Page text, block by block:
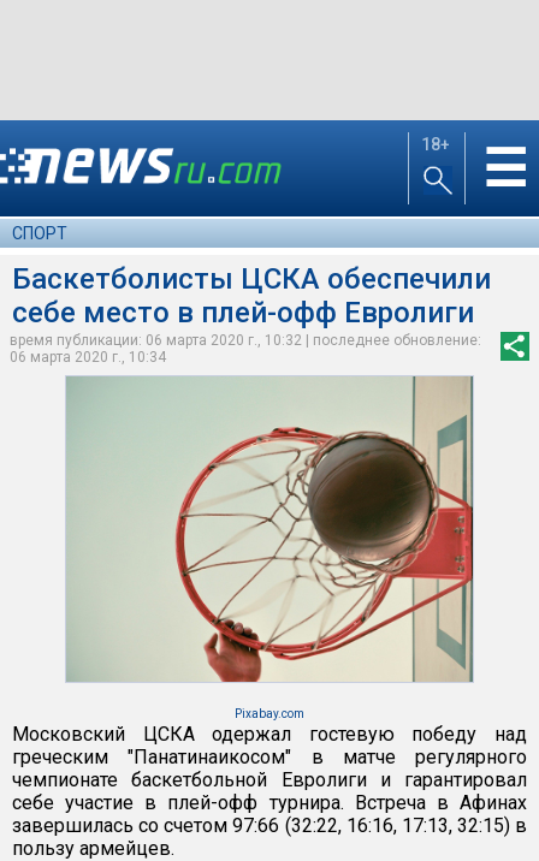
18+ ☰
СПОРТ
Баскетболисты ЦСКА обеспечили
себе место в плей-офф Евролиги
время публикации: 06 марта 2020 г., 10:32 | последнее обновление:
06 марта 2020 г., 10:34
Pixabay.com
Московский ЦСКА одержал гостевую победу над
греческим "Панатинаикосом" в матче регулярного
чемпионате баскетбольной Евролиги и гарантировал
себе участие в плей-офф турнира. Встреча в Афинах
завершилась со счетом 97:66 (32:22, 16:16, 17:13, 32:15) в
пользу армейцев.